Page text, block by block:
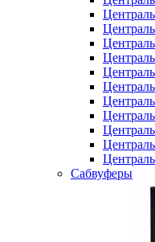
Сабвуферы